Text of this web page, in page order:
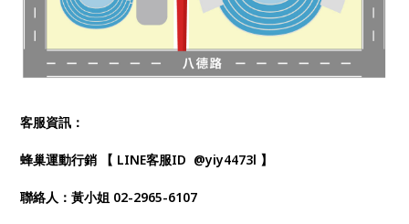
客服資訊：
蜂巢運動行銷 【 LINE客服ID @yiy4473l 】
聯絡人：黃小姐 02-2965-6107